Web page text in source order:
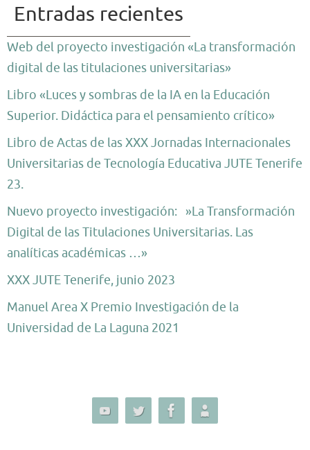
Entradas recientes
Web del proyecto investigación «La transformación
digital de las titulaciones universitarias»
Libro «Luces y sombras de la IA en la Educación
Superior. Didáctica para el pensamiento crítico»
Libro de Actas de las XXX Jornadas Internacionales
Universitarias de Tecnología Educativa JUTE Tenerife
23.
Nuevo proyecto investigación: »La Transformación
Digital de las Titulaciones Universitarias. Las
analíticas académicas …»
XXX JUTE Tenerife, junio 2023
Manuel Area X Premio Investigación de la
Universidad de La Laguna 2021